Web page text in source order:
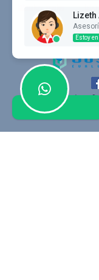
josmar_evaluations Josmar
Estoy